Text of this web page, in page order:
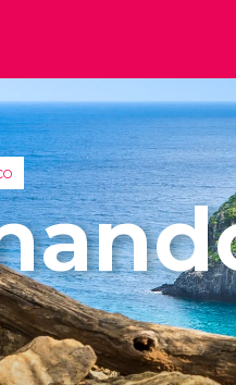
Reino
Reino
Turquia